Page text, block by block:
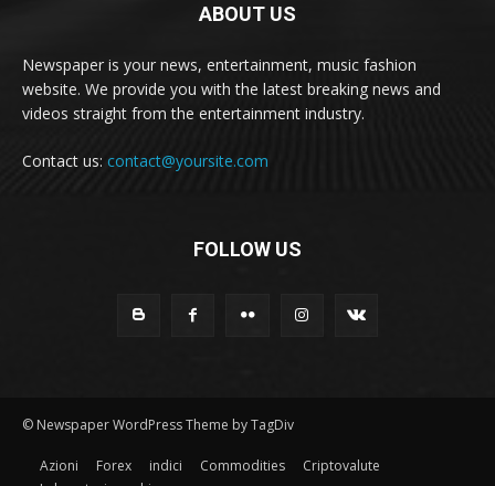
ABOUT US
Newspaper is your news, entertainment, music fashion
website. We provide you with the latest breaking news and
videos straight from the entertainment industry.
Contact us: contact@yoursite.com
FOLLOW US
© Newspaper WordPress Theme by TagDiv
Azioni Forex indici Commodities
Criptovalute